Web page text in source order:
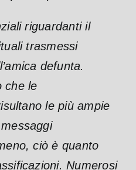
riguardanti il
trasmessi
defunta.
che le
le più ampie
ciò è quanto
Numerosi